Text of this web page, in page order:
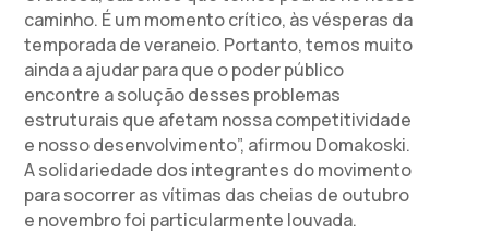
caminho. É um momento crítico, às vésperas da
temporada de veraneio. Portanto, temos muito
ainda a ajudar para que o poder público
encontre a solução desses problemas
estruturais que afetam nossa competitividade
e nosso desenvolvimento”, afirmou Domakoski.
A solidariedade dos integrantes do movimento
para socorrer as vítimas das cheias de outubro
e novembro foi particularmente louvada.